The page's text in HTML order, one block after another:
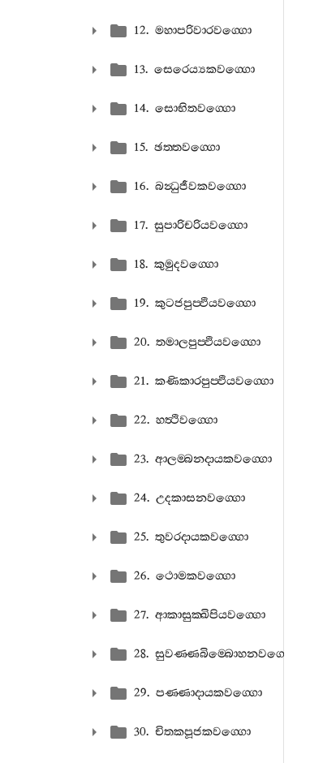
12. මහාපරිවාරවග‍්ගො
13. සෙරෙය්‍යකවග‍්ගො
14. සොභිතවග‍්ගො
15. ඡත‍්තවග‍්ගො
16. බන්‍ධුජීවකවග‍්ගො
17. සුපාරිචරියවග‍්ගො
18. කුමුදවග‍්ගො
19. කුටජපුප‍්ඵියවග‍්ගො
20. තමාලපුප‍්ඵියවග‍්ගො
21. කණිකාරපුප‍්ඵියවග‍්ගො
22. හත්‍ථිවග‍්ගො
23. ආලම‍්බනදායකවග‍්ගො
24. උදකාසනවග‍්ගො
25. තුවරදායකවග‍්ගො
26. ථොමකවග‍්ගො
27. ආකාසුක‍්ඛිපියවග‍්ගො
28. සුවණ‍්ණබිම‍්බොහනවග‍්ගො
29. පණ‍්ණාදායකවග‍්ගො
30. චිතකපූජකවග‍්ගො